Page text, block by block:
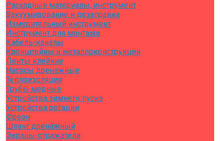
Расходные материалы, инструмент
Вакуумирование и дозаправка
Измерительный инструмент
Инструмент для монтажа
Кабель-каналы
Кронштейны и металлоконструкции
Ленты клейкие
Насосы дренажные
Теплоизоляция
Трубы медные
Устройства зимнего пуска
Устройства ротации
Фреон
Шланг дренажный
Экраны-отражатели